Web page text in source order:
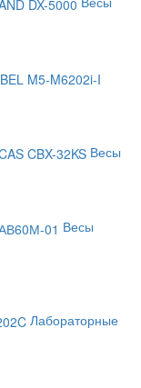
Весы
Весы
Лабораторные